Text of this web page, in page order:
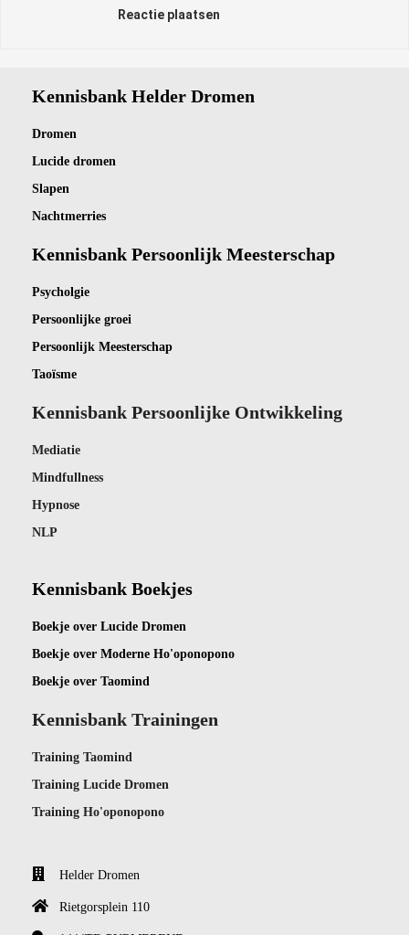
Reactie plaatsen
Kennisbank Helder Dromen
Dromen
Lucide dromen
Slapen
Nachtmerries
Kennisbank Persoonlijk Meesterschap
Psycholgie
Persoonlijke groei
Persoonlijk Meesterschap
Taoïsme
Kennisbank Persoonlijke Ontwikkeling
Mediatie
Mindfullness
Hypnose
NLP
Kennisbank Boekjes
Boekje over Lucide Dromen
Boekje over Moderne Ho'oponopono
Boekje over Taomind
Kennisbank Trainingen
Training Taomind
Training Lucide Dromen
Training Ho'oponopono
Helder Dromen
Rietgorsplein 110